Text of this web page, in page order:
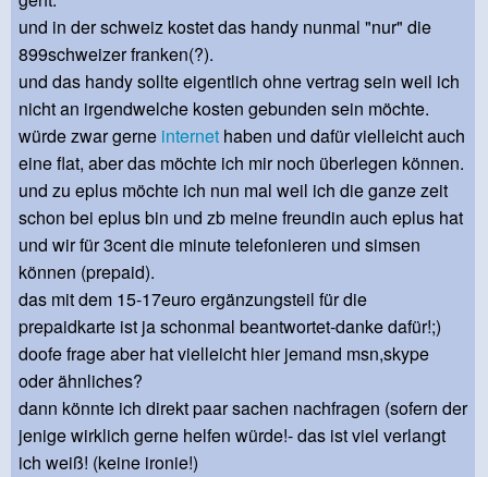
und in der schweiz kostet das handy nunmal "nur" die
899schweizer franken(?).
und das handy sollte eigentlich ohne vertrag sein weil ich
nicht an irgendwelche kosten gebunden sein möchte.
würde zwar gerne internet haben und dafür vielleicht auch
eine flat, aber das möchte ich mir noch überlegen können.
und zu eplus möchte ich nun mal weil ich die ganze zeit
schon bei eplus bin und zb meine freundin auch eplus hat
und wir für 3cent die minute telefonieren und simsen
können (prepaid).
das mit dem 15-17euro ergänzungsteil für die
prepaidkarte ist ja schonmal beantwortet-danke dafür!;)
doofe frage aber hat vielleicht hier jemand msn,skype
oder ähnliches?
dann könnte ich direkt paar sachen nachfragen (sofern der
jenige wirklich gerne helfen würde!- das ist viel verlangt
ich weiß! (keine ironie!)